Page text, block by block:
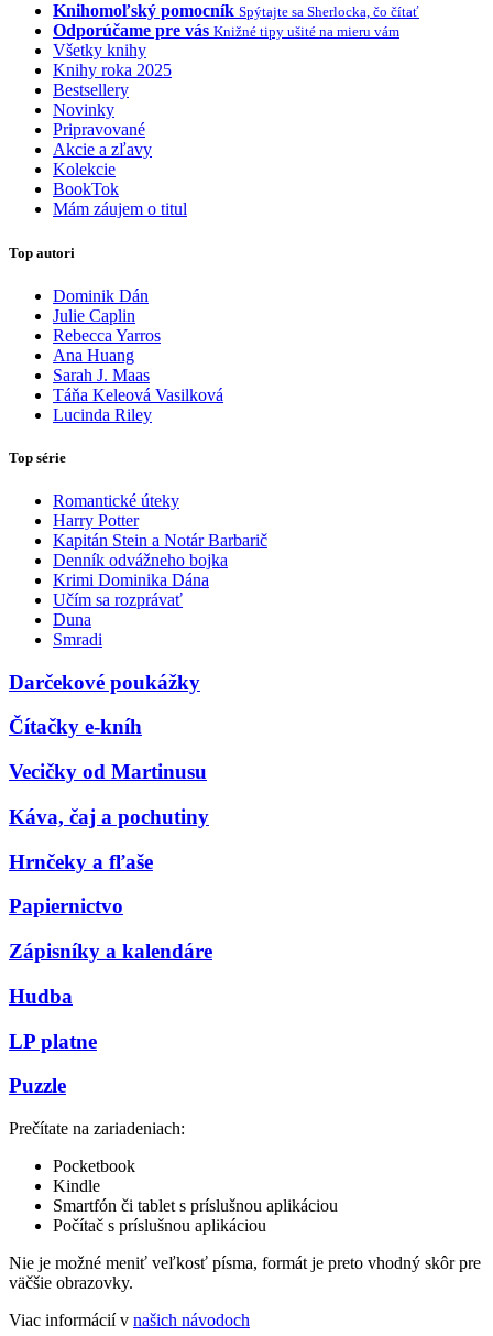
Knihomoľský pomocník Spýtajte sa Sherlocka, čo čítať
Odporúčame pre vás Knižné tipy ušité na mieru vám
Všetky knihy
Knihy roka 2025
Bestsellery
Novinky
Pripravované
Akcie a zľavy
Kolekcie
BookTok
Mám záujem o titul
Top autori
Dominik Dán
Julie Caplin
Rebecca Yarros
Ana Huang
Sarah J. Maas
Táňa Keleová Vasilková
Lucinda Riley
Top série
Romantické úteky
Harry Potter
Kapitán Stein a Notár Barbarič
Denník odvážneho bojka
Krimi Dominika Dána
Učím sa rozprávať
Duna
Smradi
Darčekové poukážky
Čítačky e-kníh
Vecičky od Martinusu
Káva, čaj a pochutiny
Hrnčeky a fľaše
Papiernictvo
Zápisníky a kalendáre
Hudba
LP platne
Puzzle
Prečítate na zariadeniach:
Pocketbook
Kindle
Smartfón či tablet s príslušnou aplikáciou
Počítač s príslušnou aplikáciou
Nie je možné meniť veľkosť písma, formát je preto vhodný skôr pre
väčšie obrazovky.
Viac informácií v našich návodoch